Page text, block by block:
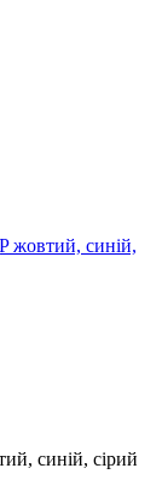
жовтий, синій,
синій, сірий